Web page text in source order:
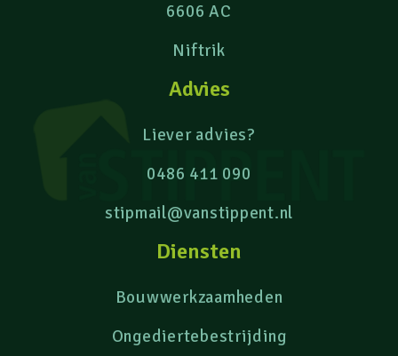
6606 AC
Niftrik
Advies
Liever advies?
0486 411 090
stipmail@vanstippent.nl
Diensten
Bouwwerkzaamheden
Ongediertebestrijding